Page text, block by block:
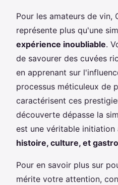
Pour les amateurs de vin,
représente plus qu'une
expérience inoubliable.
de savourer des cuvées
en apprenant sur
processus méticuleux de
caractérisent ces
découverte dépasse la
est une véritable initiation
histoire, culture, et
Pour en savoir plus sur
mérite votre attention,